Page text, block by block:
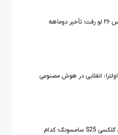
تاریخ رونمایی گلکسی اس ۲۶ لو رفت؛ تأخیر دوماهه
سامسونگ گلکسی S25 اولترا: انقلابی در هوش مصنوعی
مقایسه گوشی‌های سری گلکسی S25 سامسونگ؛ کدام